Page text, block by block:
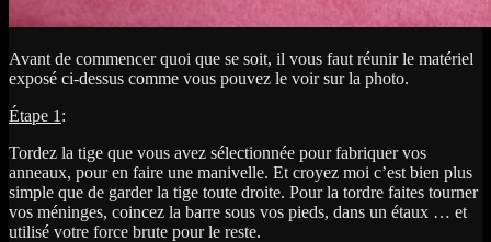
Avant de commencer quoi que se soit, il vous faut réunir le matériel
exposé ci-dessus comme vous pouvez le voir sur la photo.
Étape 1 :
Tordez la tige que vous avez sélectionnée pour fabriquer vos
anneaux, pour en faire une manivelle. Et croyez moi c’est bien plus
simple que de garder la tige toute droite. Pour la tordre faites tourner
vos méninges, coincez la barre sous vos pieds, dans un étaux … et
utilisé votre force brute pour le reste.